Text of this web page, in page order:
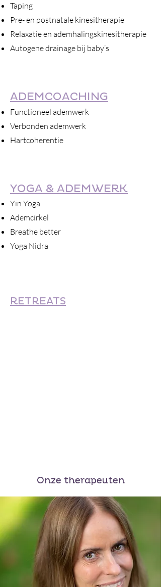
Taping
Pre- en postnatale kinesitherapie
Relaxatie en ademhalingskinesitherapie
Autogene drainage bij baby’s
ADEMCOACHING
Functioneel ademwerk
Verbonden ademwerk
Hartcoherentie
YOGA & ADEMWERK
Yin Yoga
Ademcirkel​
Breathe better
Yoga Nidra
RETREATS
Onze therapeuten